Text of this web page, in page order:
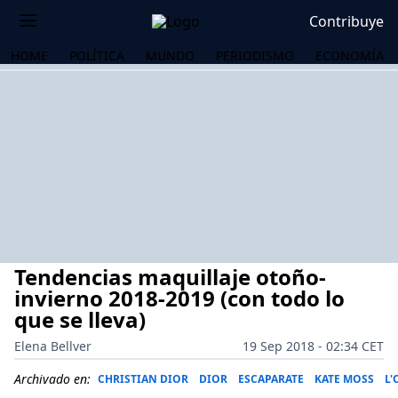
Contribuye
HOME POLÍTICA MUNDO PERIODISMO ECONOMÍA
Tendencias maquillaje otoño-
invierno 2018-2019 (con todo lo
que se lleva)
Elena Bellver
19 Sep 2018 - 02:34 CET
Archivado en: CHRISTIAN DIOR DIOR ESCAPARATE KATE MOSS